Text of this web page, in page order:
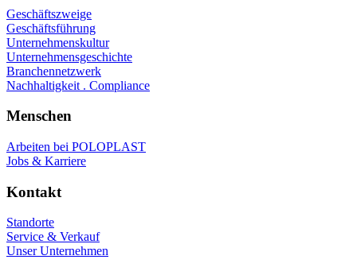
Geschäftszweige
Geschäftsführung
Unternehmenskultur
Unternehmensgeschichte
Branchennetzwerk
Nachhaltigkeit . Compliance
Menschen
Arbeiten bei POLOPLAST
Jobs & Karriere
Kontakt
Standorte
Service & Verkauf
Unser Unternehmen